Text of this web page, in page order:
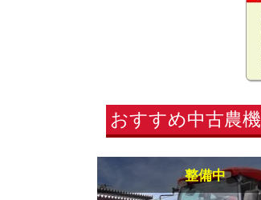
おすすめ中古農機
整備中